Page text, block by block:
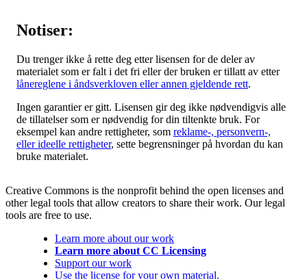
Notiser:
Du trenger ikke å rette deg etter lisensen for de deler av
materialet som er falt i det fri eller der bruken er tillatt av etter
lånereglene i åndsverkloven eller annen gjeldende rett.
Ingen garantier er gitt. Lisensen gir deg ikke nødvendigvis alle
de tillatelser som er nødvendig for din tiltenkte bruk. For
eksempel kan andre rettigheter, som reklame-, personvern-,
eller ideelle rettigheter, sette begrensninger på hvordan du kan
bruke materialet.
Creative Commons is the nonprofit behind the open licenses and
other legal tools that allow creators to share their work. Our legal
tools are free to use.
Learn more about our work
Learn more about CC Licensing
Support our work
Use the license for your own material.